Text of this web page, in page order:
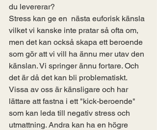
du levererar?
Stress kan ge en  nästa euforisk känsla
vilket vi kanske inte pratar så ofta om,
men det kan också skapa ett beroende
som gör att vi vill ha ännu mer utav den
känslan. Vi springer ännu fortare. Och
det är då det kan bli problematiskt.
Vissa av oss är känsligare och har
lättare att fastna i ett "kick-beroende"
som kan leda till negativ stress och
utmattning. Andra kan ha en högre